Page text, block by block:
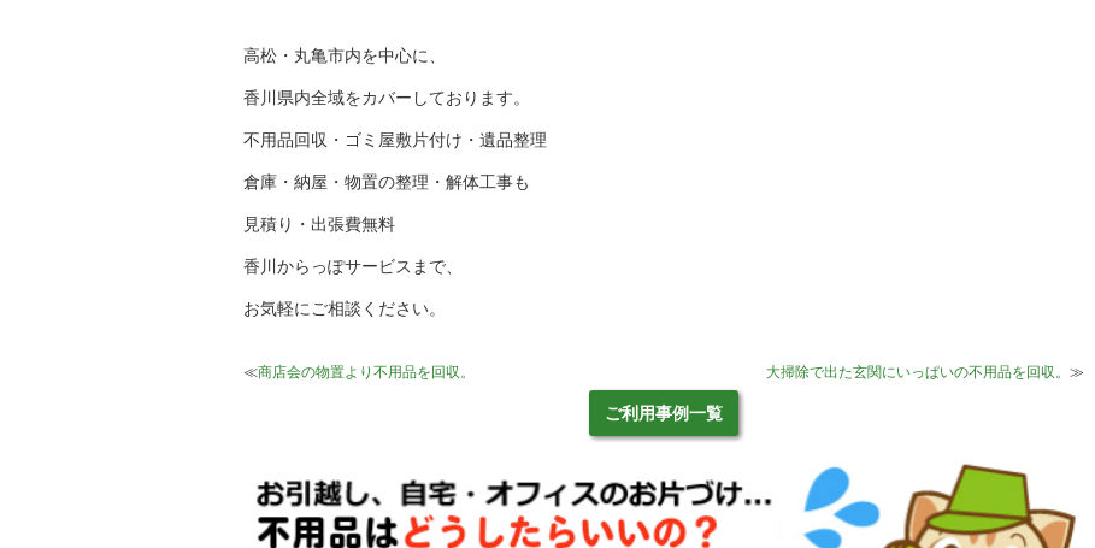
高松・丸亀市内を中心に、
香川県内全域をカバーしております。
不用品回収・ゴミ屋敷片付け・遺品整理
倉庫・納屋・物置の整理・解体工事も
見積り・出張費無料
香川からっぽサービスまで、
お気軽にご相談ください。
≪商店会の物置より不用品を回収。 大掃除で出た玄関にいっぱいの不用品を回収。 ≫
ご利用事例一覧